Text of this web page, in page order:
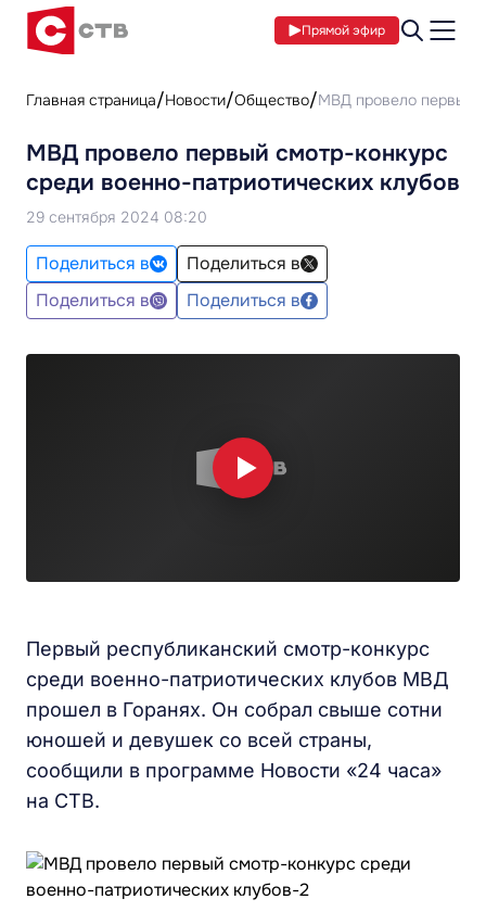
Прямой эфир
Главная страница Новости Общество МВД провело первый
МВД провело первый смотр-конкурс
среди военно-патриотических клубов
29 сентября 2024 08:20
Поделиться в
Поделиться в
Поделиться в
Поделиться в
Первый республиканский смотр-конкурс
среди военно-патриотических клубов МВД
прошел в Горанях. Он собрал свыше сотни
юношей и девушек со всей страны,
сообщили в программе Новости «24 часа»
на СТВ.